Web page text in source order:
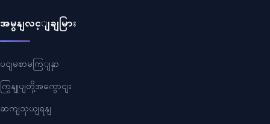
အမွနျလင့ျချမြား
ပငျမစာမကြျနှာ
ကြှနျုပျတို့အကွောငျး
ဆကျသှယျရနျ